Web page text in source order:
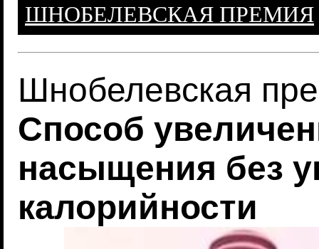
ШНОБЕЛЕВСКАЯ ПРЕМИЯ
Шнобелевская
Cпособ
насыщения без
калорийности